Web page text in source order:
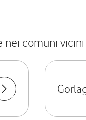
nei comuni vicini